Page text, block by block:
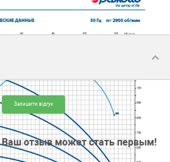
Залишити відгук
отзыв может стать первым!